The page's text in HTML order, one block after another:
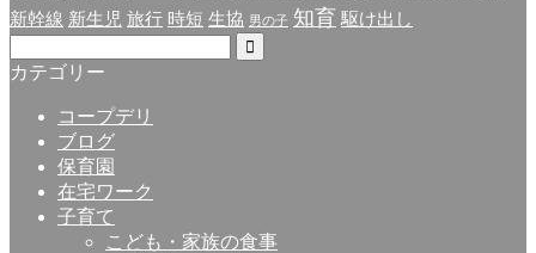
新幹線 新生児 旅行 時短 生協 男の子 知育 駆け出し
カテゴリー
コープデリ
ブログ
保育園
在宅ワーク
子育て
こども・家族の食事